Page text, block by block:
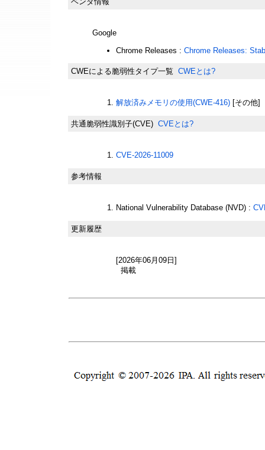
Google
Chrome Releases : Chrome Releases:
CWEによる脆弱性タイプ一覧 CWEとは?
解放済みメモリの使用(CWE-416) [その他]
共通脆弱性識別子(CVE) CVEとは?
CVE-2026-11009
参考情報
National Vulnerability Database (NVD) :
更新履歴
[2026年06月09日]
掲載